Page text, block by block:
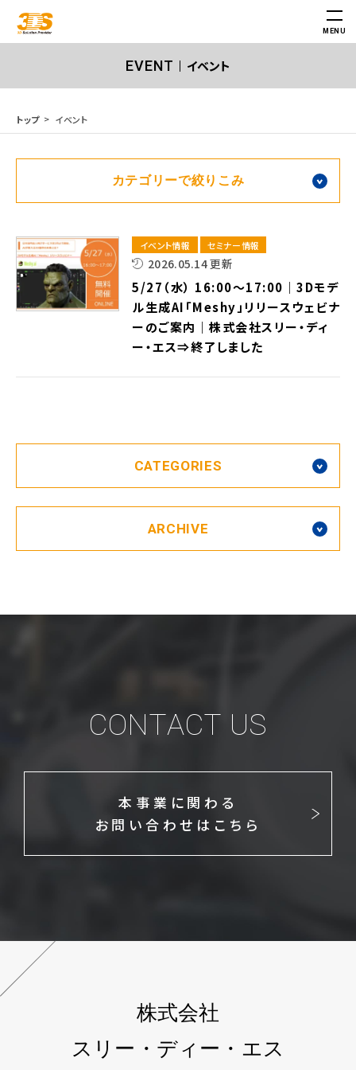
MENU
EVENT イベント
トップ イベント
イベント情報 セミナー情報
2026.05.14 更新
5/27（水） 16:00～17:00｜3Dモデ
ル生成AI「Meshy」リリースウェビナ
ーのご案内｜株式会社スリー・ディ
ー・エス⇒終了しました
CATEGORIES
ARCHIVE
CONTACT US
本事業に関わる
お問い合わせはこちら
株式会社
スリー・ディー・エス